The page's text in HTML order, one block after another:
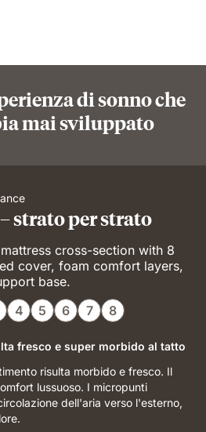
di sonno che
mai sviluppato
strato per strato
4 5 6 7 8
fresco e super morbido al tatto
risulta morbido e fresco. Il
lussuoso. I micropunti
dell'aria verso l'esterno,